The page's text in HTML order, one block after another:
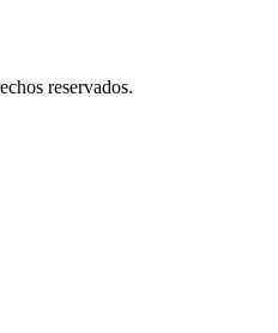
reservados.